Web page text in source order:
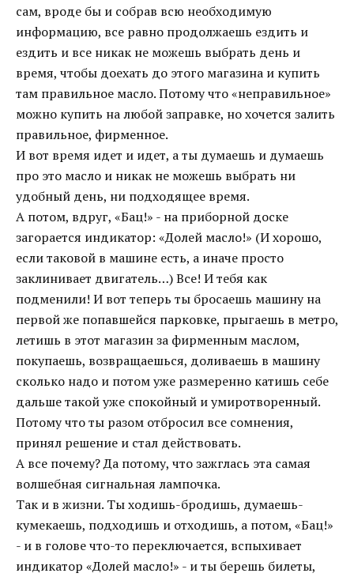
сам, вроде бы и собрав всю необходимую
информацию, все равно продолжаешь ездить и
ездить и все никак не можешь выбрать день и
время, чтобы доехать до этого магазина и купить
там правильное масло. Потому что «неправильное»
можно купить на любой заправке, но хочется залить
правильное, фирменное.
И вот время идет и идет, а ты думаешь и думаешь
про это масло и никак не можешь выбрать ни
удобный день, ни подходящее время.
А потом, вдруг, «Бац!» - на приборной доске
загорается индикатор: «Долей масло!» (И хорошо,
если таковой в машине есть, а иначе просто
заклинивает двигатель…) Все! И тебя как
подменили! И вот теперь ты бросаешь машину на
первой же попавшейся парковке, прыгаешь в метро,
летишь в этот магазин за фирменным маслом,
покупаешь, возвращаешься, доливаешь в машину
сколько надо и потом уже размеренно катишь себе
дальше такой уже спокойный и умиротворенный.
Потому что ты разом отбросил все сомнения,
принял решение и стал действовать.
А все почему? Да потому, что зажглась эта самая
волшебная сигнальная лампочка.
Так и в жизни. Ты ходишь-бродишь, думаешь-
кумекаешь, подходишь и отходишь, а потом, «Бац!»
- и в голове что-то переключается, вспыхивает
индикатор «Долей масло!» - и ты берешь билеты,